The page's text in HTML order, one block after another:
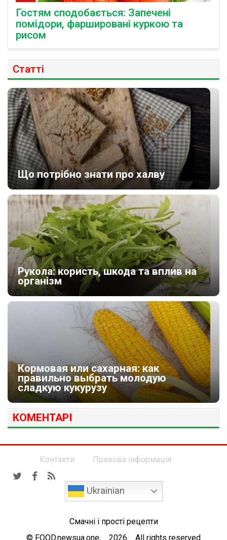
Гостям сподобається: Запечені
помідори, фаршировані куркою та
рисом
Статті
Що потрібно знати про халву
Рукола: користь, шкода та вплив на
організм
Кормовая или сахарная: как
правильно выбрать молодую
сладкую кукурузу
КОМЕНТАРІ
Контакти Правова інформація
Ukrainian
Смачні і прості рецепти
© FOOD.newsua.one, 2026 All rights reserved